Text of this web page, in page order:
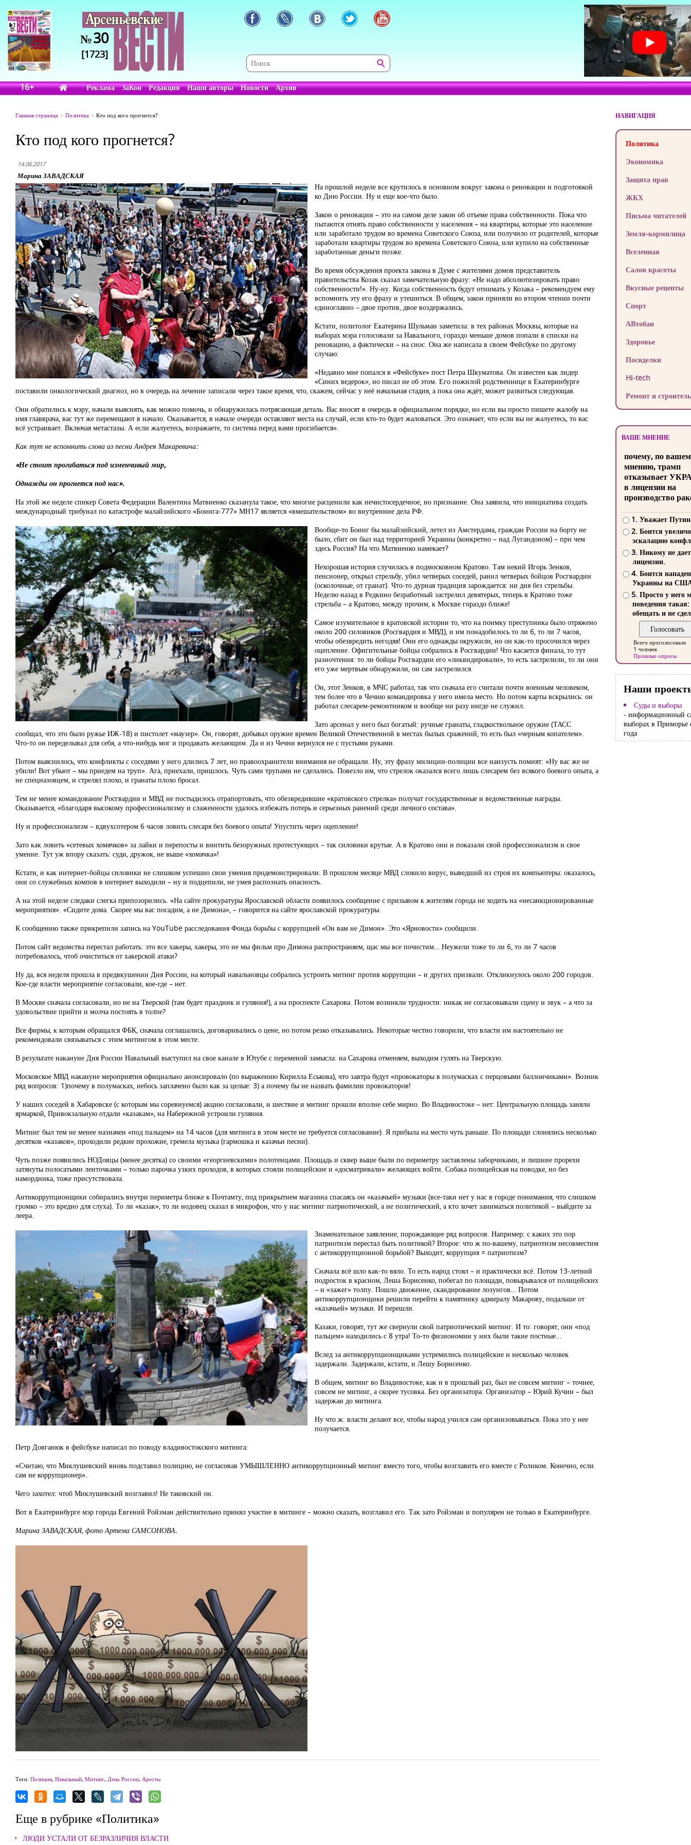
№30
[1723]
16+ Реклама ЗаКон Редакция Наши авторы Новости Архив
Главная страница Политика Кто под кого прогнется?
Кто под кого прогнется?
14.06.2017
Марина ЗАВАДСКАЯ
На прошлой неделе все крутилось в основном вокруг закона о реновации и подготовкой
ко Дню России. Ну и еще кое-что было.
Закон о реновации – это на самом деле закон об отъеме права собственности. Пока что
пытаются отнять право собственности у населения – на квартиры, которые это население
или заработало трудом во времена Советского Союза, или получило от родителей, которые
заработали квартиры трудом во времена Советского Союза, или купило на собственные
заработанные деньги позже.
Во время обсуждения проекта закона в Думе с жителями домов представитель
правительства Козак сказал замечательную фразу: «Не надо абсолютизировать право
собственности!». Ну-ну. Когда собственность будут отнимать у Козака – рекомендуем ему
вспомнить эту его фразу и утешиться. В общем, закон приняли во втором чтении почти
единоглавно – двое против, двое воздержались.
Кстати, политолог Екатерина Шульман заметила: в тех районах Москвы, которые на
выборах мэра голосовали за Навального, гораздо меньше домов попали в списки на
реновацию, а фактически – на снос. Она же написала в своем Фейсбуке по другому
случаю:
«Недавно мне попался в «Фейсбуке» пост Петра Шкуматова. Он известен как лидер
«Синих ведерок», но писал не об этом. Его пожилой родственнице в Екатеринбурге
поставили онкологический диагноз, но в очередь на лечение записали через такое время, что, скажем, сейчас у неё начальная стадия, а пока она ждёт, может развиться следующая.
Они обратились к мэру, начали выяснять, как можно помочь, и обнаружилась потрясающая деталь. Вас вносят в очередь в официальном порядке, но если вы просто пишете жалобу на
имя главврача, вас тут же перемещают в начало. Оказывается, в начале очереди оставляют места на случай, если кто-то будет жаловаться. Это означает, что если вы не жалуетесь, то вас
всё устраивает. Включая метастазы. А если жалуетесь, возражаете, то система перед вами прогибается».
Как тут не вспомнить слова из песни Андрея Макаревича:
«Не стоит прогибаться под изменчивый мир,
Однажды он прогнется под нас».
На этой же неделе спикер Совета Федерации Валентина Матвиенко сказанула такое, что многие расценили как нечистосердечное, но признание. Она заявила, что инициатива создать
международный трибунал по катастрофе малайзийского «Боинга-777» МН17 является «вмешательством» во внутренние дела РФ.
Вообще-то Боинг бы малайзийский, летел из Амстердама, граждан России на борту не
было, сбит он был над территорией Украины (конкретно – над Лугандоном) – при чем
здесь Россия? На что Матвиенко намекает?
Нехорошая история случилась в подмосковном Кратово. Там некий Игорь Зенков,
пенсионер, открыл стрельбу, убил четверых соседей, ранил четверых бойцов Росгвардии
(осколочные, от гранат). Что-то дурная традиция зарождается: ни дня без стрельбы.
Неделю назад в Редкино безработный застрелил девятерых, теперь в Кратово тоже
стрельба – а Кратово, между прочим, к Москве гораздо ближе!
Самое изумительное в кратовской истории то, что на поимку преступника было отряжено
около 200 силовиков (Росгвардия и МВД), и им понадобилось то ли 6, то ли 7 часов,
чтобы обезвредить негодяя! Они его однажды окружили, но он как-то просочился через
оцепление. Офигительные бойцы собрались в Росгвардии! Что касается финала, то тут
разночтения: то ли бойцы Росгвардии его «ликвидировали», то есть застрелили, то ли они
его уже мертвым обнаружили, он сам застрелился.
Он, этот Зенков, в МЧС работал, так что сначала его считали почти военным человеком,
тем более что в Чечню командировка у него имела место. Но потом карты вскрылись: он
работал слесарем-ремонтником и вообще ни разу нигде не служил.
Зато арсенал у него был богатый: ручные гранаты, гладкоствольное оружие (ТАСС
сообщал, что это было ружье ИЖ-18) и пистолет «маузер». Он, говорят, добывал оружие времен Великой Отечественной в местах былых сражений, то есть был «черным копателем».
Что-то он переделывал для себя, а что-нибудь мог и продавать желающим. Да и из Чечни вернулся не с пустыми руками.
Потом выяснилось, что конфликты с соседями у него длились 7 лет, но правоохранители внимания не обращали. Ну, эту фразу милиции-полиции все наизусть помнят: «Ну вас же не
убили! Вот убьют – мы приедем на труп». Ага, приехали, пришлось. Чуть сами трупами не сделались. Повезло им, что стрелок оказался всего лишь слесарем без всякого боевого опыта, а
не спецназовцем, и стрелял плохо, и гранаты плохо бросал.
Тем не менее командование Росгвардии и МВД не постыдилось отрапортовать, что обезвредившие «кратовского стрелка» получат государственные и ведомственные награды.
Оказывается, «благодаря высокому профессионализму и слаженности удалось избежать потерь и серьезных ранений среди личного состава».
Ну и профессионализм – вдвухсотером 6 часов ловить слесаря без боевого опыта! Упустить через оцепление!
Зато как ловить «сетевых хомячков» за лайки и перепосты и винтить безоружных протестующих – так силовики крутые. А в Кратово они и показали свой профессионализм и свое
умение. Тут уж впору сказать: суди, дружок, не выше «хомячка»!
Кстати, и как интернет-бойцы силовики не слишком успешно свои умения продемонстрировали. В прошлом месяце МВД словило вирус, выведший из строя их компьютеры: оказалось,
они со служебных компов в интернет выходили – ну и подцепили, не умея распознать опасность.
А на этой неделе следаки слегка припозорились. «На сайте прокуратуры Ярославской области появилось сообщение с призывом к жителям города не ходить на «несанкционированные
мероприятия». «Сидите дома. Скорее мы вас посадим, а не Димона», – говорится на сайте ярославской прокуратуры.
К сообщению также прикрепили запись на YouTube расследования Фонда борьбы с коррупцией «Он вам не Димон». Это «Ярновости» сообщили.
Потом сайт ведомства перестал работать: это все хакеры, хакеры, это не мы фильм про Димона распространяем, щас мы все почистим… Неужели тоже то ли 6, то ли 7 часов
потребовалось, чтоб очиститься от хакерской атаки?
Ну да, вся неделя прошла в предвкушении Дня России, на который навальновцы собрались устроить митинг против коррупции – и других призвали. Откликнулось около 200 городов.
Кое-где власти мероприятие согласовали, кое-где – нет.
В Москве сначала согласовали, но не на Тверской (там будет праздник и гуляния!), а на проспекте Сахарова. Потом возникли трудности: никак не согласовывали сцену и звук – а что за
удовольствие прийти и молча постоять в толпе?
Все фирмы, к которым обращался ФБК, сначала соглашались, договаривались о цене, но потом резко отказывались. Некоторые честно говорили, что власти им настоятельно не
рекомендовали связываться с этим митингом в этом месте.
В результате накануне Дня России Навальный выступил на свое канале в Ютубе с переменой замысла: на Сахарова отменяем, выходим гулять на Тверскую.
Московское МВД накануне мероприятия официально анонсировало (по выражению Кирилла Еськова), что завтра будут «провокаторы в полумасках с перцовыми баллончиками». Возник
ряд вопросов: 1)почему в полумасках, небось заплачено было как за целые: 3) а почему бы не назвать фамилии провокаторов!
У наших соседей в Хабаровске (с которым мы соревнуемся) акцию согласовали, и шествие и митинг прошли вполне себе мирно. Во Владивостоке – нет: Центральную площадь заняли
ярмаркой, Привокзальную отдали «казакам», на Набережной устроили гуляния.
Митинг был тем не менее назначен «под пальцем» на 14 часов (для митинга в этом месте не требуется согласование). Я прибыла на место чуть раньше. По площади слонялись несколько
десятков «казаков», проходили редкие прохожие, гремела музыка (гармошка и казачьи песни).
Чуть позже появились НОДовцы (менее десятка) со своими «георгиевскими» полотенцами. Площадь и сквер выше были по периметру заставлены заборчиками, и лишние прорехи
затянуты полосатыми ленточками – только парочка узких проходов, в которых стояли полицейские и «досматривали» желающих войти. Собака полицейская на поводке, но без
намордника, тоже присутствовала.
Антикоррупционщики собирались внутри периметра ближе к Почтамту, под прикрытием магазина спасаясь он «казачьей» музыки (все-таки нет у нас в городе понимания, что слишком
громко – это вредно для слуха). То ли «казак», то ли нодовец сказал в микрофон, что у нас митинг патриотический, а не политический, а кто хочет заниматься политикой – выйдите за
леера.
Знаменательное заявление, порождающее ряд вопросов. Например: с каких это пор
патриотизм перестал быть политикой? Второе: что ж по-вашему, патриотизм несовместим
с антикоррупционной борьбой? Выходит, коррупция = патриотизм?
Сначала всё шло как-то вяло. То есть народ стоял – и практически всё. Потом 13-летний
подросток в красном, Леша Борисенко, побегал по площади, повырывался от полицейских
– и «зажег» толпу. Пошло движение, скандирование лозунгов… Потом
антикоррупционщики решили перейти к памятнику адмиралу Макарову, подальше от
«казачьей» музыки. И перешли.
Казаки, говорят, тут же свернули свой патриотический митинг. И то: говорят, они «под
пальцем» находились с 8 утра! То-то физиономии у них были такие постные…
Вслед за антикоррупционщиками устремились полицейские и несколько человек
задержали. Задержали, кстати, и Лешу Борисенко.
В общем, митинг во Владивостоке, как и в прошлый раз, был не совсем митинг – точнее,
совсем не митинг, а скорее тусовка. Без организатора. Организатор – Юрий Кучин – был
задержан до митинга.
Ну что ж: власти делают все, чтобы народ учился сам организовываться. Пока это у нее
получается.
Петр Довганюк в фейсбуке написал по поводу владивостокского митинга:
«Считаю, что Миклушевский вновь подставил полицию, не согласовав УМЫШЛЕННО антикоррупционный митинг вместо того, чтобы возглавить его вместе с Роликом. Конечно, если
сам не коррупционер».
Чего захотел: чтоб Миклушевский возглавил! Не таковский он.
Вот в Екатеринбурге мэр города Евгений Ройзман действительно принял участие в митинге – можно сказать, возглавил его. Так зато Ройзман и популярен не только в Екатеринбурге.
Марина ЗАВАДСКАЯ, фото Артема САМСОНОВА.
Теги: Полиция, Навальный, Митинг, День России, Аресты
Еще в рубрике «Политика»
ЛЮДИ УСТАЛИ ОТ БЕЗРАЗЛИЧИЯ ВЛАСТИ
НАВИГАЦИЯ
Политика
Экономика
Защита прав
ЖКХ
Письма читателей
Земля-кормилица
Вселенная
Салон красоты
Вкусные рецепты
Спорт
АВтобан
Здоровье
Посиделки
Hi-tech
Ремонт и
ВАШЕ МНЕНИЕ
почему, по
мнению, трамп
отказывает
в лицензии на
производство
1. Уважает
2. Боится
эскалацию
3. Никому не
лицензии.
4. Боится
Украины на
5. Просто у него
поведения такая:
обещать и не
Всего проголосовало
1 человек
Прошлые опросы
Наши
Суды и выборы
- информационный
выборах в Приморье
года